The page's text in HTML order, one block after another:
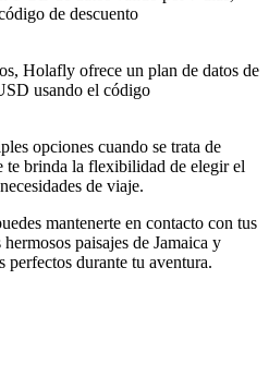
de descuento
Holafly ofrece un plan de datos de
usando el código
opciones cuando se trata de
te brinda la flexibilidad de elegir el
de viaje.
mantenerte en contacto con tus
paisajes de Jamaica y
perfectos durante tu aventura.